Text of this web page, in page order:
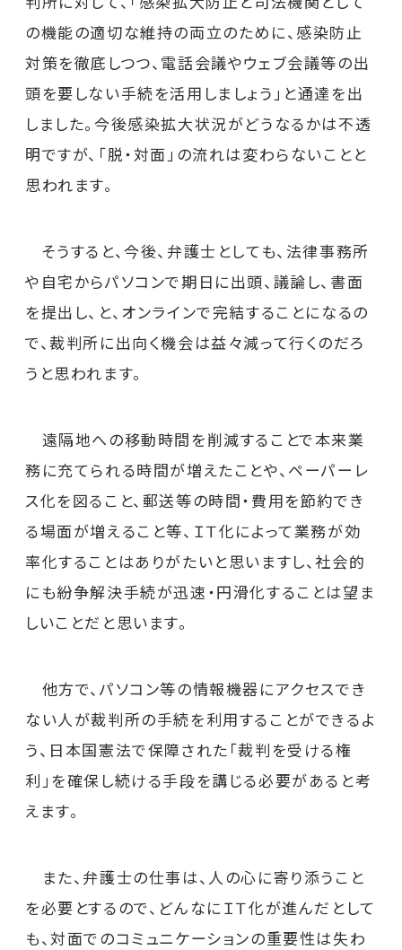
の機能の適切な維持の両立のために、感染防止
対策を徹底しつつ、電話会議やウェブ会議等の出
頭を要しない手続を活用しましょう」と通達を出
しました。今後感染拡大状況がどうなるかは不透
明ですが、「脱・対面」の流れは変わらないことと
思われます。
そうすると、今後、弁護士としても、法律事務所
や自宅からパソコンで期日に出頭、議論し、書面
を提出し、と、オンラインで完結することになるの
で、裁判所に出向く機会は益々減って行くのだろ
うと思われます。
遠隔地への移動時間を削減することで本来業
務に充てられる時間が増えたことや、ペーパーレ
ス化を図ること、郵送等の時間・費用を節約でき
る場面が増えること等、ＩＴ化によって業務が効
率化することはありがたいと思いますし、社会的
にも紛争解決手続が迅速・円滑化することは望ま
しいことだと思います。
他方で、パソコン等の情報機器にアクセスでき
ない人が裁判所の手続を利用することができるよ
う、日本国憲法で保障された「裁判を受ける権
利」を確保し続ける手段を講じる必要があると考
えます。
また、弁護士の仕事は、人の心に寄り添うこと
を必要とするので、どんなにＩＴ化が進んだとして
も、対面でのコミュニケーションの重要性は失わ